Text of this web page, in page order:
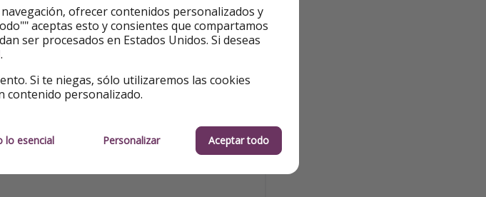
ofrecer contenidos personalizados y
aceptas esto y consientes que compartamos
ser procesados en Estados Unidos. Si deseas
.
Si te niegas, sólo utilizaremos las cookies
contenido personalizado.
lo esencial Personalizar Aceptar todo